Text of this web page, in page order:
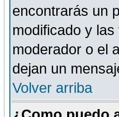
encontrarás un
modificado y
moderador o el
dejan un
Volver arriba